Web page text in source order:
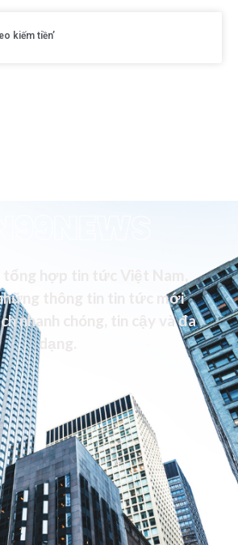
kiếm tiền’
hợp tin tức Việt Nam,
thông tin tin tức mới
nhanh chóng, tin cậy và đa
dạng.